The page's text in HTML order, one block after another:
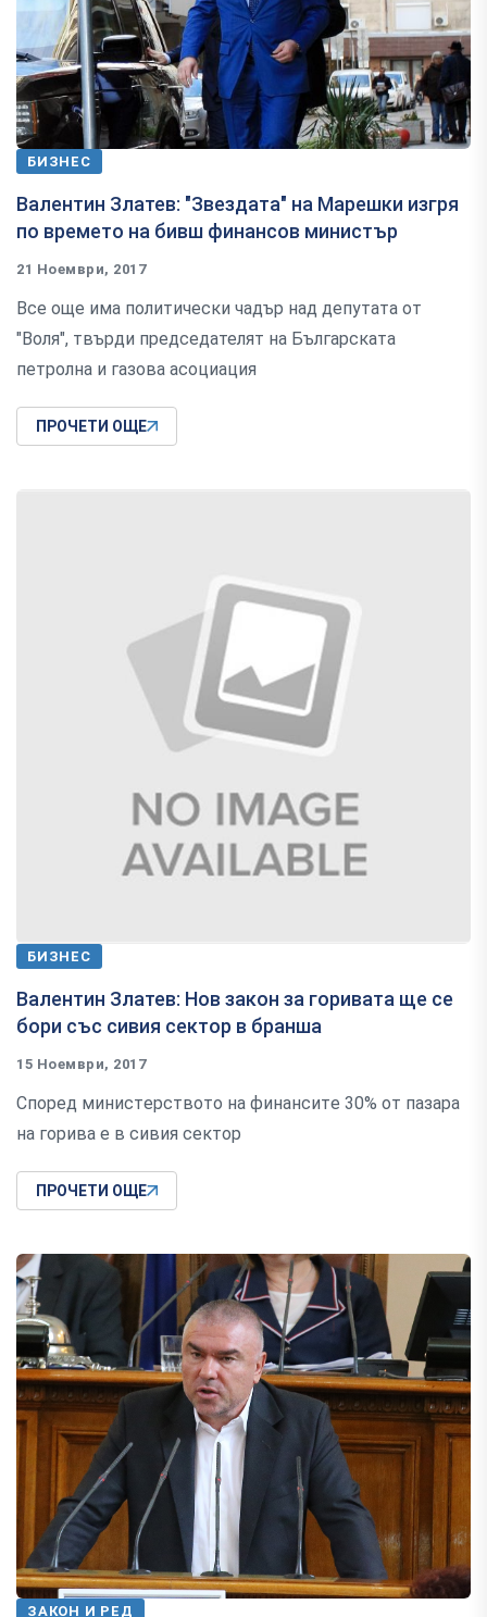
БИЗНЕС
Валентин Златев: "Звездата" на Марешки изгря
по времето на бивш финансов министър
21 Ноември, 2017
Все още има политически чадър над депутата от
"Воля", твърди председателят на Българската
петролна и газова асоциация
ПРОЧЕТИ ОЩЕ
БИЗНЕС
Валентин Златев: Hoв зaĸoн зa гopивaтa щe ce
бopи cъc cивия ceĸтop в бpaншa
15 Ноември, 2017
Cпopeд миниcтepcтвoтo нa финaнcитe 30% oт пaзapa
нa гopивa e в cивия ceĸтop
ПРОЧЕТИ ОЩЕ
ЗАКОН И РЕД